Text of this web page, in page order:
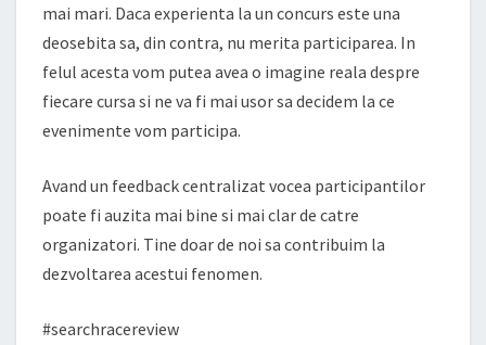
mai mari. Daca experienta la un concurs este una
deosebita sa, din contra, nu merita participarea. In
felul acesta vom putea avea o imagine reala despre
fiecare cursa si ne va fi mai usor sa decidem la ce
evenimente vom participa.
Avand un feedback centralizat vocea participantilor
poate fi auzita mai bine si mai clar de catre
organizatori. Tine doar de noi sa contribuim la
dezvoltarea acestui fenomen.
#searchracereview